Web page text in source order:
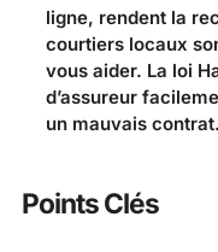
ligne, rendent la
courtiers locaux
vous aider. La loi
d’assureur
un mauvais contrat.
Points Clés